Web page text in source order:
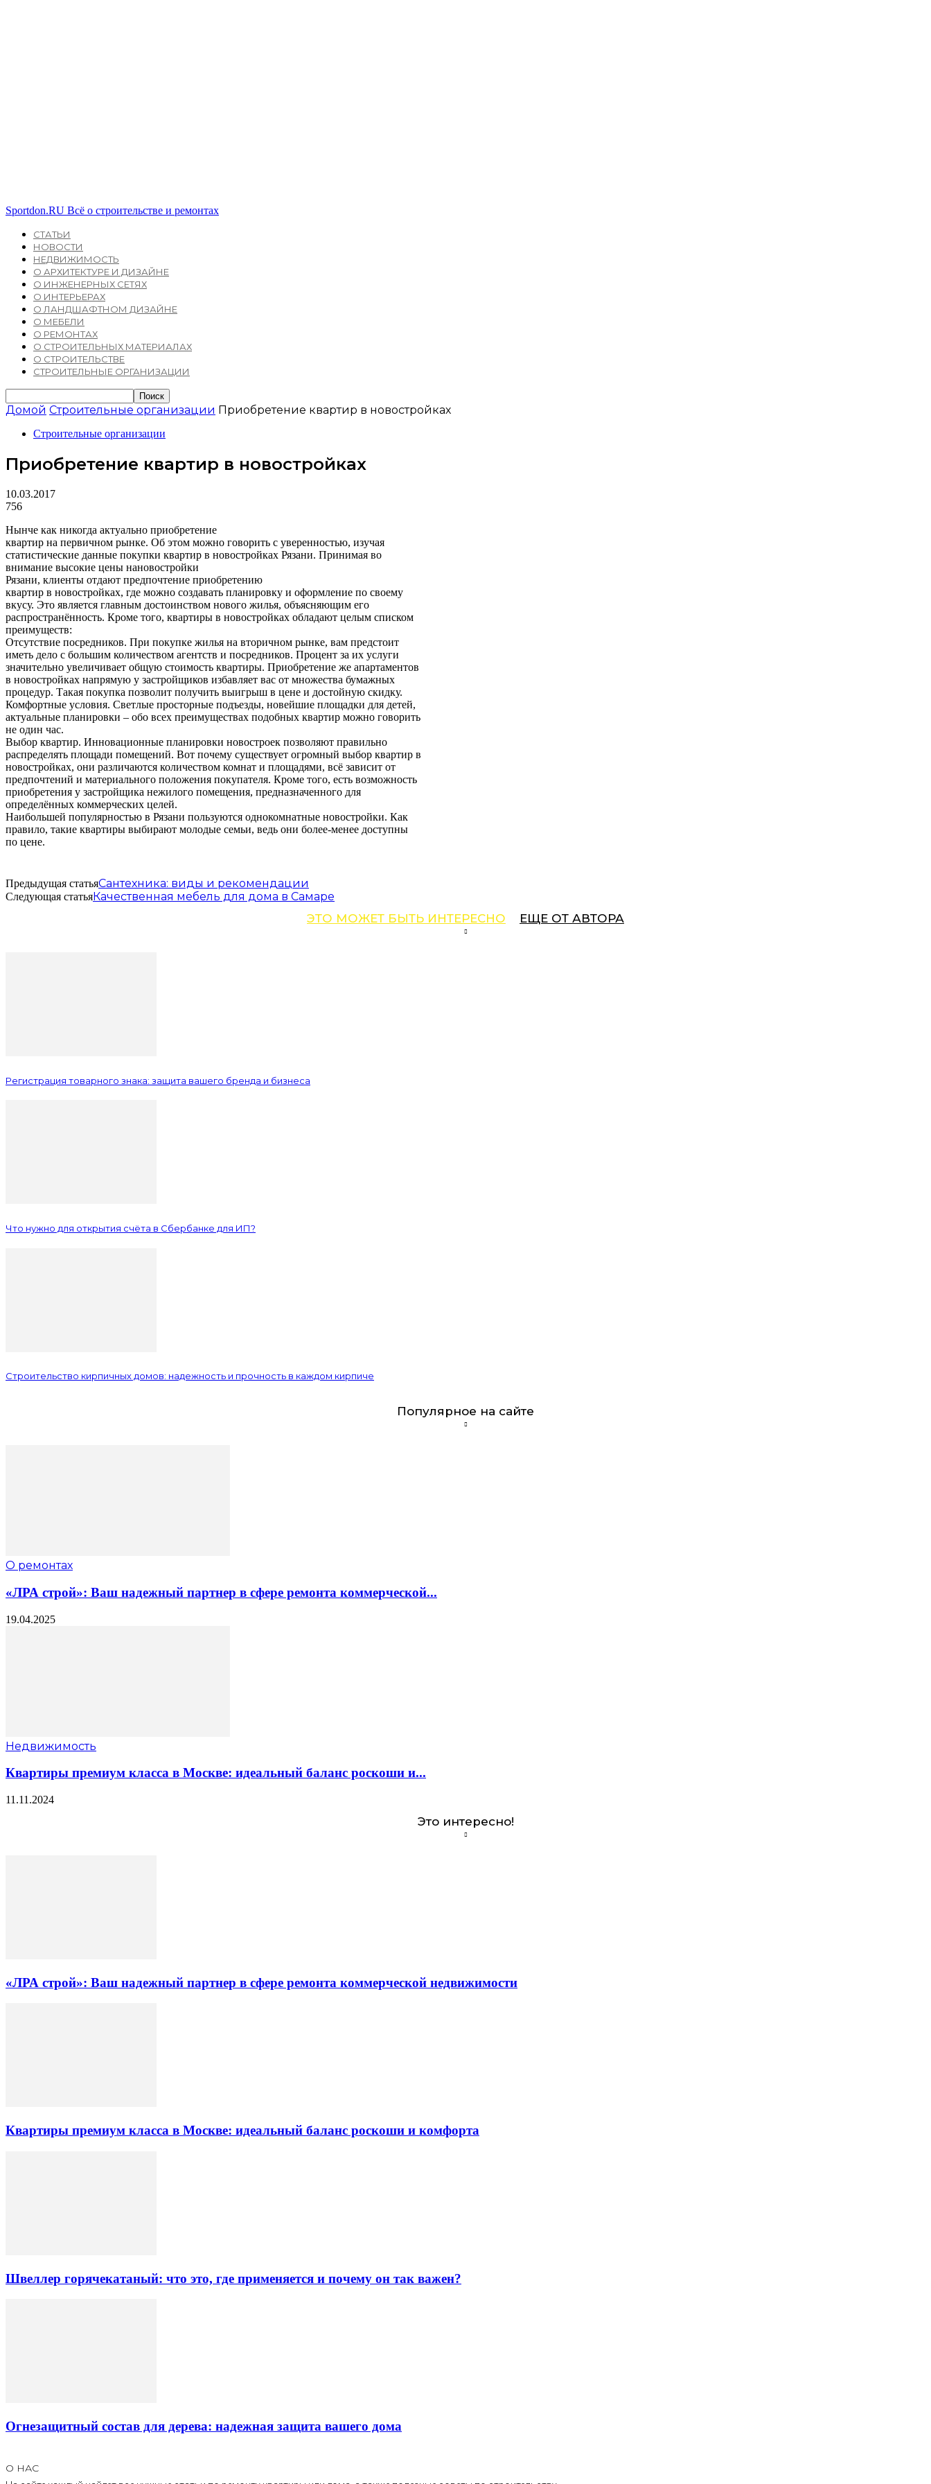
Sportdon.RU Всё о строительстве и ремонтах
СТАТЬИ
НОВОСТИ
НЕДВИЖИМОСТЬ
О АРХИТЕКТУРЕ И ДИЗАЙНЕ
О ИНЖЕНЕРНЫХ СЕТЯХ
О ИНТЕРЬЕРАХ
О ЛАНДШАФТНОМ ДИЗАЙНЕ
О МЕБЕЛИ
О РЕМОНТАХ
О СТРОИТЕЛЬНЫХ МАТЕРИАЛАХ
О СТРОИТЕЛЬСТВЕ
СТРОИТЕЛЬНЫЕ ОРГАНИЗАЦИИ
Домой Строительные организации Приобретение квартир в новостройках
Строительные организации
Приобретение квартир в новостройках
10.03.2017
756
Нынче как никогда актуально приобретение
квартир на первичном рынке. Об этом можно говорить с уверенностью, изучая
статистические данные покупки квартир в новостройках Рязани. Принимая во
внимание высокие цены нановостройки
Рязани, клиенты отдают предпочтение приобретению
квартир в новостройках, где можно создавать планировку и оформление по своему
вкусу. Это является главным достоинством нового жилья, объясняющим его
распространённость. Кроме того, квартиры в новостройках обладают целым списком
преимуществ:
Отсутствие посредников. При покупке жилья на вторичном рынке, вам предстоит
иметь дело с большим количеством агентств и посредников. Процент за их услуги
значительно увеличивает общую стоимость квартиры. Приобретение же апартаментов
в новостройках напрямую у застройщиков избавляет вас от множества бумажных
процедур. Такая покупка позволит получить выигрыш в цене и достойную скидку.
Комфортные условия. Светлые просторные подъезды, новейшие площадки для детей,
актуальные планировки – обо всех преимуществах подобных квартир можно говорить
не один час.
Выбор квартир. Инновационные планировки новостроек позволяют правильно
распределять площади помещений. Вот почему существует огромный выбор квартир в
новостройках, они различаются количеством комнат и площадями, всё зависит от
предпочтений и материального положения покупателя. Кроме того, есть возможность
приобретения у застройщика нежилого помещения, предназначенного для
определённых коммерческих целей.
Наибольшей популярностью в Рязани пользуются однокомнатные новостройки. Как
правило, такие квартиры выбирают молодые семьи, ведь они более-менее доступны
по цене.
Предыдущая статьяСантехника: виды и рекомендации
Следующая статьяКачественная мебель для дома в Самаре
ЭТО МОЖЕТ БЫТЬ ИНТЕРЕСНО ЕЩЕ ОТ АВТОРА
Регистрация товарного знака: защита вашего бренда и бизнеса
Что нужно для открытия счёта в Сбербанке для ИП?
Строительство кирпичных домов: надежность и прочность в каждом кирпиче
Популярное на сайте
О ремонтах
«ЛРА строй»: Ваш надежный партнер в сфере ремонта коммерческой...
19.04.2025
Недвижимость
Квартиры премиум класса в Москве: идеальный баланс роскоши и...
11.11.2024
Это интересно!
«ЛРА строй»: Ваш надежный партнер в сфере ремонта коммерческой недвижимости
Квартиры премиум класса в Москве: идеальный баланс роскоши и комфорта
Швеллер горячекатаный: что это, где применяется и почему он так важен?
Огнезащитный состав для дерева: надежная защита вашего дома
О НАС